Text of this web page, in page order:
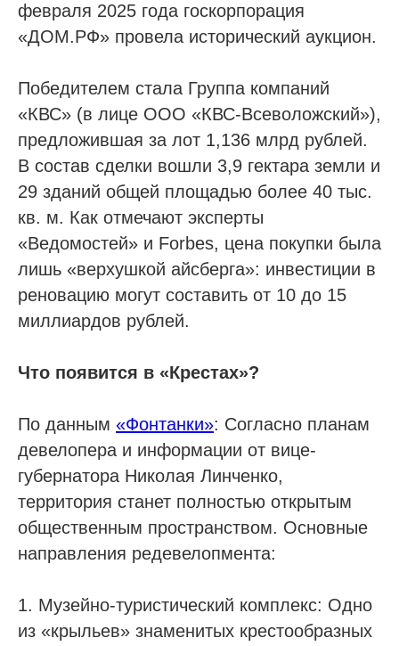
февраля 2025 года госкорпорация
«ДОМ.РФ» провела исторический аукцион.
Победителем стала Группа компаний
«КВС» (в лице ООО «КВС-Всеволожский»),
предложившая за лот 1,136 млрд рублей.
В состав сделки вошли 3,9 гектара земли и
29 зданий общей площадью более 40 тыс.
кв. м. Как отмечают эксперты
«Ведомостей» и Forbes, цена покупки была
лишь «верхушкой айсберга»: инвестиции в
реновацию могут составить от 10 до 15
миллиардов рублей.
Что появится в «Крестах»?
По данным «Фонтанки»: Согласно планам
девелопера и информации от вице-
губернатора Николая Линченко,
территория станет полностью открытым
общественным пространством. Основные
направления редевелопмента:
1. Музейно-туристический комплекс: Одно
из «крыльев» знаменитых крестообразных